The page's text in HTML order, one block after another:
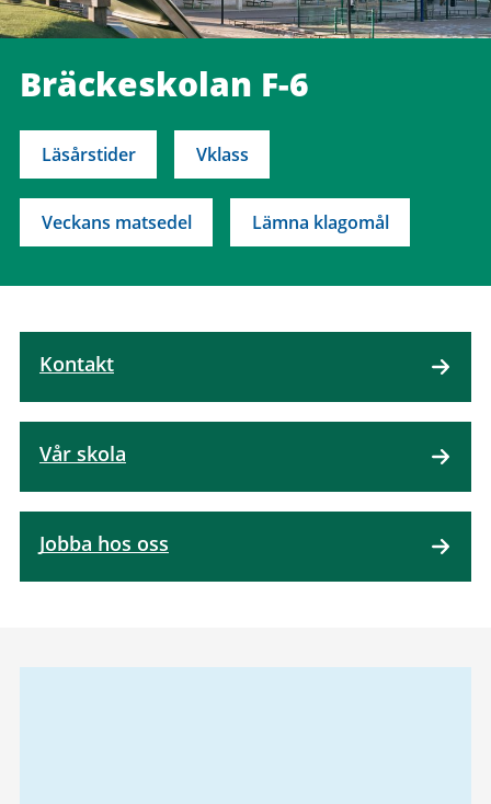
Bräckeskolan F-6
Läsårstider Vklass
Veckans matsedel Lämna klagomål
Kontakt
Vår skola
Jobba hos oss